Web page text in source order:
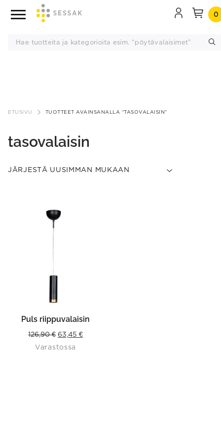
sisältöön
0
ETUSIVU TUOTTEET AVAINSANALLA “TASOVALAISIN”
tasovalaisin
Puls riippuvalaisin
126,90€ Original
price
63,45 €Current
Varastossa